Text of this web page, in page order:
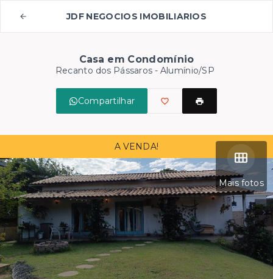
JDF NEGOCIOS IMOBILIARIOS
Casa em Condomínio
Recanto dos Pássaros - Alumínio/SP
Compartilhar
Mais fotos
A VENDA!